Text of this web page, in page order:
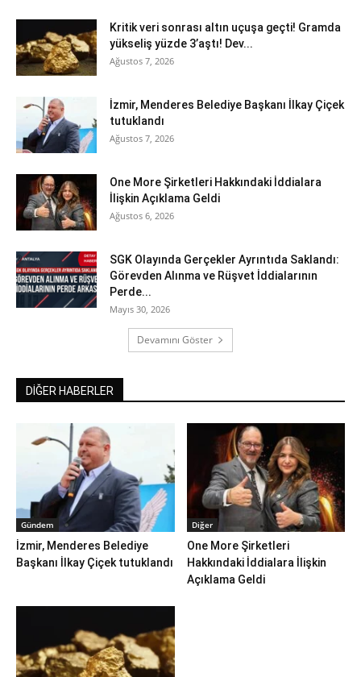
Kritik veri sonrası altın uçuşa geçti! Gramda
yükseliş yüzde 3’aştı! Dev...
Ağustos 7, 2026
İzmir, Menderes Belediye Başkanı İlkay Çiçek
tutuklandı
Ağustos 7, 2026
One More Şirketleri Hakkındaki İddialara
İlişkin Açıklama Geldi
Ağustos 6, 2026
SGK Olayında Gerçekler Ayrıntıda Saklandı:
Görevden Alınma ve Rüşvet İddialarının
Perde...
Mayıs 30, 2026
Devamını Göster
DİĞER HABERLER
Gündem
İzmir, Menderes Belediye
Başkanı İlkay Çiçek tutuklandı
Diğer
One More Şirketleri
Hakkındaki İddialara İlişkin
Açıklama Geldi